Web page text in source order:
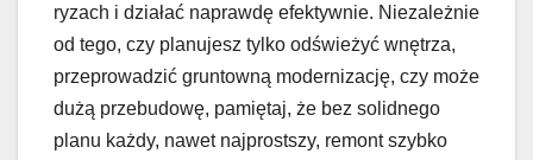
ryzach i działać naprawdę efektywnie. Niezależnie
od tego, czy planujesz tylko odświeżyć wnętrza,
przeprowadzić gruntowną modernizację, czy może
dużą przebudowę, pamiętaj, że bez solidnego
planu każdy, nawet najprostszy, remont szybko